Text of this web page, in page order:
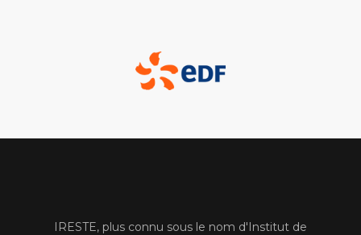
IRESTE, plus connu sous le nom d'Institut de